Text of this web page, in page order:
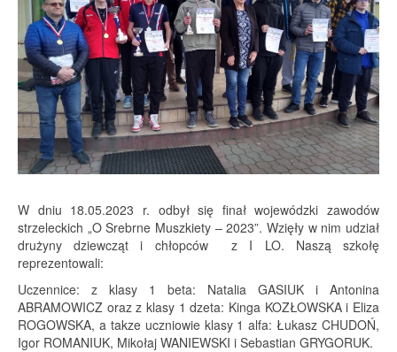
W dniu 18.05.2023 r. odbył się finał wojewódzki zawodów
strzeleckich „O Srebrne Muszkiety – 2023”. Wzięły w nim udział
drużyny dziewcząt i chłopców z I LO. Naszą szkołę
reprezentowali:
Uczennice: z klasy 1 beta: Natalia GASIUK i Antonina
ABRAMOWICZ oraz z klasy 1 dzeta: Kinga KOZŁOWSKA i Eliza
ROGOWSKA, a takze uczniowie klasy 1 alfa: Łukasz CHUDOŃ,
Igor ROMANIUK, Mikołaj WANIEWSKI i Sebastian GRYGORUK.